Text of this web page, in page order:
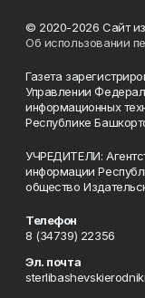
© 2020-2026 Сайт
Об использовании
Газета
Управлении
информационных
Республике
УЧРЕДИТЕЛИ:
информации
общество
Телефон
8 (34739) 22356
Эл. почта